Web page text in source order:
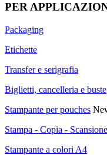
PER
Packaging
Etichette
Transfer e serigrafia
Biglietti, cancelleria e buste
Stampante per pouches
Stampa - Copia -
Stampante a colori A4